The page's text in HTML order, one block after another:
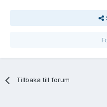
Tillbaka till forum